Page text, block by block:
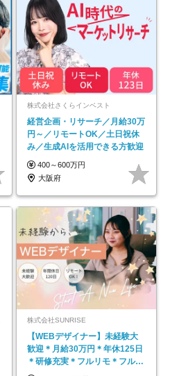
株式会社さくらインベスト
経営企画・リサーチ／月給30万
円～／リモートOK／土日祝休
み／生成AIを活用できる方歓迎
400～600万円
大阪府
株式会社SUNRISE
【WEBデザイナー】未経験大
歓迎＊月給30万円＊年休125日
＊研修充実＊フルリモ＊フルフ
レックス＊